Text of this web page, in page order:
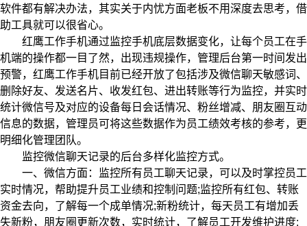
软件都有解决办法，其实关于内忧方面老板不用深度去思考，借
助工具就可以很省心。
红鹰工作手机通过监控手机底层数据变化，让每个员工在手
机端的操作都一目了然，出现违规操作，管理后台第一时间发出
预警，红鹰工作手机目前已经开放了包括涉及微信聊天敏感词、
删除好友、发送名片、收发红包、进出转账等行为监控，并实时
统计微信号及对应的设备每日会话情况、粉丝增减、朋友圈互动
信息的数据，管理员可将这些数据作为员工绩效考核的参考，更
明细化管理团队。
监控微信聊天记录的后台多样化监控方式。
一、微信方面：监控所有员工聊天记录，可以及时掌控员工
实时情况，帮助提升员工业绩和控制问题;监控所有红包、转账
资金去向，了解每一个成单情况;新粉统计，每天员工有增加丢
失新粉，朋友圈更新次数，实时统计，了解员工开发维护进度;